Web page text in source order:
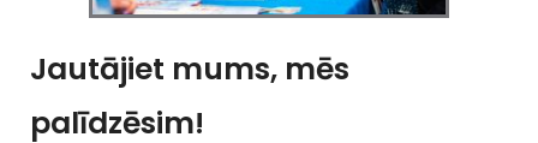
Jautājiet mums, mēs
palīdzēsim!